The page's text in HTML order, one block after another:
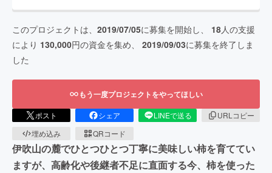
このプロジェクトは、 2019/07/05に募集を開始し、 18人の支援
により 130,000円の資金を集め、 2019/09/03に募集を終了しま
した
もう一度プロジェクトをやってほしい
ポスト シェア LINEで送る
URLコピー
埋め込み
QRコード
伊吹山の麓でひとつひとつ丁寧に美味しい柿を育ててい
ますが、高齢化や後継者不足に直面する今、柿を使った